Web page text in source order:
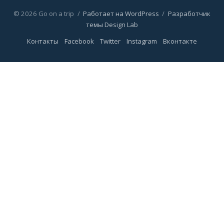
© 2026 Go on a trip / Работает на WordPress / Разработчик
темы Design Lab
Контакты
Facebook Twitter Instagram Вконтакте